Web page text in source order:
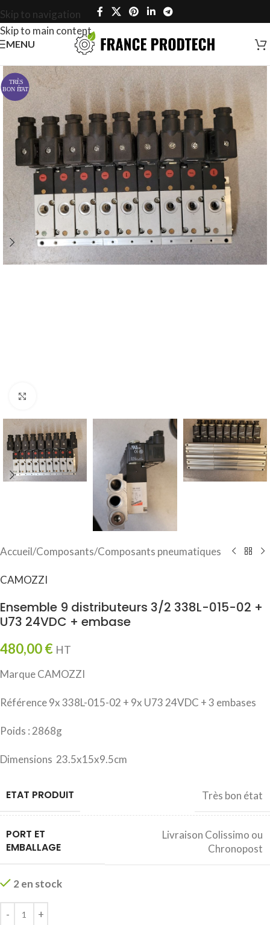
Skip to navigation
Skip to main content
MENU
Accueil/Composants/Composants pneumatiques
CAMOZZI
Ensemble 9 distributeurs 3/2 338L-015-02 +
U73 24VDC + embase
480,00€ HT
Marque CAMOZZI
Référence 9x 338L-015-02 + 9x U73 24VDC + 3 embases
Poids : 2868g
Dimensions 23.5x15x9.5cm
ETAT PRODUIT Très bon état
PORT ET
EMBALLAGE
Livraison Colissimo ou
Chronopost
2 en stock